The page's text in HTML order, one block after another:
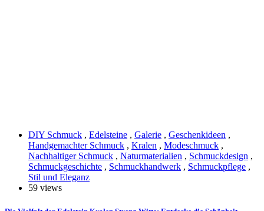
DIY Schmuck , Edelsteine , Galerie , Geschenkideen ,
Handgemachter Schmuck , Kralen , Modeschmuck ,
Nachhaltiger Schmuck , Naturmaterialien , Schmuckdesign ,
Schmuckgeschichte , Schmuckhandwerk , Schmuckpflege ,
Stil und Eleganz
59 views